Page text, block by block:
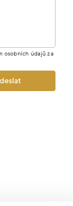
osobních údajů za